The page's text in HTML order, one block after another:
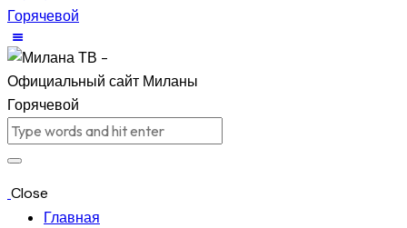
Close
Главная